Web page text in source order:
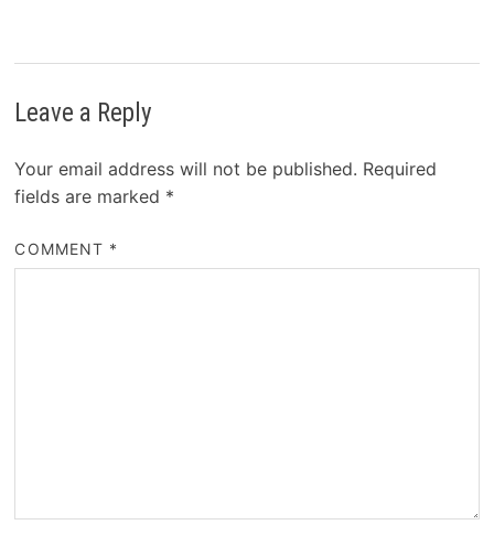
Leave a Reply
Your email address will not be published. Required
fields are marked *
COMMENT *